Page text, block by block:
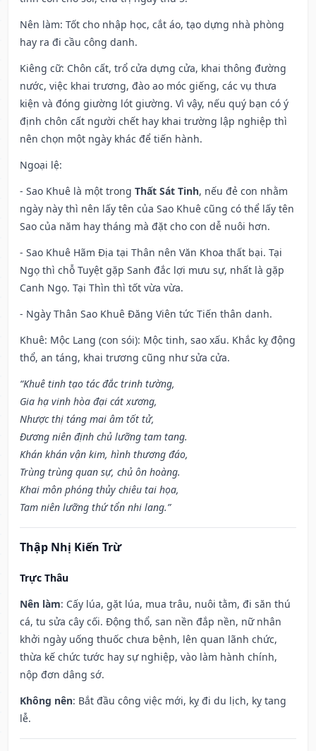
Nên làm: Tốt cho nhập học, cắt áo, tạo dựng nhà phòng
hay ra đi cầu công danh.
Kiêng cữ: Chôn cất, trổ cửa dựng cửa, khai thông đường
nước, việc khai trương, đào ao móc giếng, các vụ thưa
kiện và đóng giường lót giường. Vì vậy, nếu quý bạn có ý
định chôn cất người chết hay khai trường lập nghiệp thì
nên chọn một ngày khác để tiến hành.
Ngoại lệ:
- Sao Khuê là một trong Thất Sát Tinh, nếu đẻ con nhằm
ngày này thì nên lấy tên của Sao Khuê cũng có thể lấy tên
Sao của năm hay tháng mà đặt cho con dễ nuôi hơn.
- Sao Khuê Hãm Địa tại Thân nên Văn Khoa thất bại. Tại
Ngọ thì chỗ Tuyệt gặp Sanh đắc lợi mưu sự, nhất là gặp
Canh Ngọ. Tại Thìn thì tốt vừa vừa.
- Ngày Thân Sao Khuê Đăng Viên tức Tiến thân danh.
Khuê: Mộc Lang (con sói): Mộc tinh, sao xấu. Khắc kỵ động
thổ, an táng, khai trương cũng như sửa cửa.
“Khuê tinh tạo tác đắc trinh tường,
Gia hạ vinh hòa đại cát xương,
Nhược thị táng mai âm tốt tử,
Đương niên định chủ lưỡng tam tang.
Khán khán vận kim, hình thương đáo,
Trùng trùng quan sự, chủ ôn hoàng.
Khai môn phóng thủy chiêu tai họa,
Tam niên lưỡng thứ tổn nhi lang.”
Thập Nhị Kiến Trừ
Trực Thâu
Nên làm: Cấy lúa, gặt lúa, mua trâu, nuôi tằm, đi săn thú
cá, tu sửa cây cối. Động thổ, san nền đắp nền, nữ nhân
khởi ngày uống thuốc chưa bệnh, lên quan lãnh chức,
thừa kế chức tước hay sự nghiệp, vào làm hành chính,
nộp đơn dâng sớ.
Không nên: Bắt đầu công việc mới, kỵ đi du lịch, kỵ tang
lễ.